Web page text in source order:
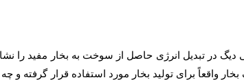
دیگ در تبدیل انرژی حاصل از سوخت به بخار مفید را
واقعاً برای تولید بخار مورد استفاده قرار گرفته و